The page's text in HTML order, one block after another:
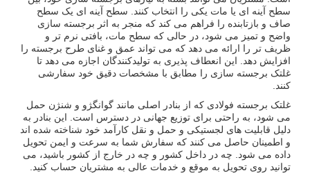
سطح آینه ای یا مات یکی را انتخاب کنند. سطح آینه ای یک سطح
صاف و بازتابنده را فراهم می کند که منجر به اثر برجسته سازی
واضح و تمیز می شود، در حالی که سطح مات، بافتی نرم تر و
ظریف تر را ارائه می دهد که می تواند عمق و غنای طرح برجسته را
افزایش دهد. این انعطاف پذیری به تولیدکنندگان اجازه می دهد تا
غلتک برجسته سازی را مطابق با مشخصات دقیق خود سفارشی
کنند.
غلتک برجسته فولادی که از بنادر اصلی مانند گوانگژو و شنژن حمل
می شود، به راحتی برای توزیع جهانی در دسترس است. این بنادر به
دلیل قابلیت های لجستیکی و حمل و نقل کارآمد خود شناخته شده اند
و اطمینان حاصل می کنند که سفارش شما به سرعت و ایمن تحویل
داده می شود. چه در داخل کشور و چه در خارج از کشور باشید، می
توانید روی تحویل به موقع و خدمات عالی به مشتریان حساب کنید.